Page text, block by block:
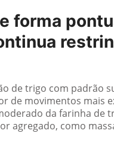
forma
de trigo com padrão
de movimentos mais
da farinha de
agregado, como